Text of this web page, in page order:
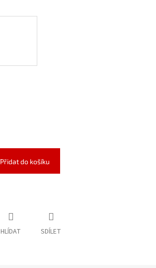
Přidat do košíku
HLÍDAT SDÍLET